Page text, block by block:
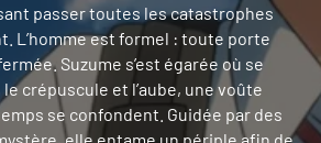
passer toutes les catastrophes
L’homme est formel : toute porte
Suzume s’est égarée où se
crépuscule et l’aube, une voûte
se confondent. Guidée par des